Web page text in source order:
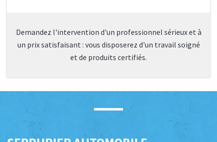
Demandez l'intervention d'un professionnel sérieux et à
un prix satisfaisant : vous disposerez d'un travail soigné
et de produits certifiés.